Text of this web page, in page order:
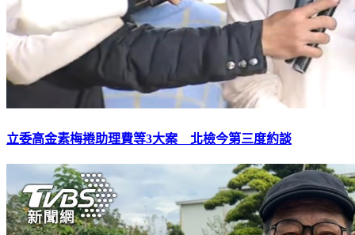
立委高金素梅捲助理費等3大案 北檢今第三度約談